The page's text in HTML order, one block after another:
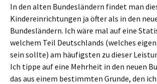
In den alten Bundesländern findet man
Kindereinrichtungen ja öfter als in den
Bundesländern. Ich wäre mal auf eine
welchem Teil Deutschlands (welches
sein sollte) am häufigsten zu dieser
Ich tippe auf eine Mehrheit in den neuen
das aus einem bestimmten Grunde, den